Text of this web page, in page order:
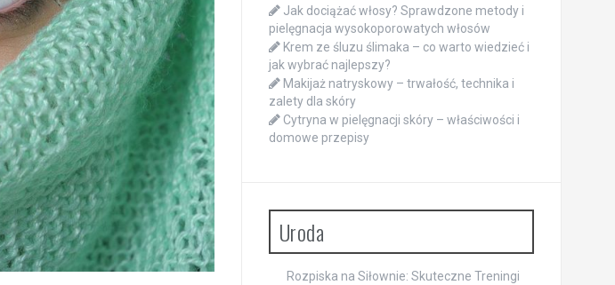
Jak dociążać włosy? Sprawdzone metody i
pielęgnacja wysokoporowatych włosów
Krem ze śluzu ślimaka – co warto wiedzieć i
jak wybrać najlepszy?
Makijaż natryskowy – trwałość, technika i
zalety dla skóry
Cytryna w pielęgnacji skóry – właściwości i
domowe przepisy
Uroda
Rozpiska na Siłownie: Skuteczne Treningi